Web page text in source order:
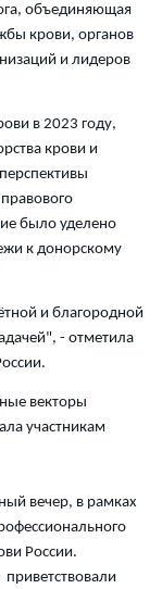
объединяющая
крови, органов
и лидеров
в 2023 году,
крови и
было уделено
к донорскому
и благородной
- отметила
векторы
участникам
вечер, в рамках
России.